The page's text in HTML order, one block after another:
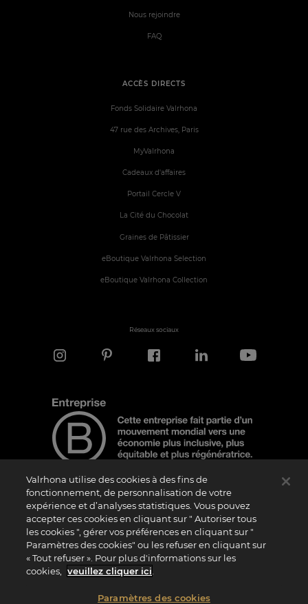
ACCÈS DIRECTS
Fonds Solidaire Valrhona
47 rue des Archives, Paris
MyValrhona
Cadeaux d'affaires
Portail Cercle V
La Cité du Chocolat
Graines de Pâtissier
eBoutique Valrhona Selection
eBoutique Valrhona Collection
Nous rejoindre
FAQ
Réseaux sociaux
Note d'information
Le logo “Certified B Corporation” est attribué par B Lab, une organisation privée à
but non lucratif, aux entreprises qui, comme la nôtre, ont réalisé avec succès le B
Impact Assessment (“BIA”) et répondent aux exigences de B Lab en matière de
performance sociale et environnementale, de responsabilité et de transparence. Il
est précisé que B Lab n’est pas un organisme d’évaluation de la conformité au sens
du règlement (UE) n° 765/2008, ni un organisme de normalisation national,
ou d’autres organismes de normalisation, et ils ne sont pas ratifiés par des
Valrhona utilise des cookies à des fins de
fonctionnement, de personnalisation de votre
expérience et d’analyses statistiques. Vous pouvez
accepter ces cookies en cliquant sur " Autoriser tous
les cookies ", gérer vos préférences en cliquant sur "
Paramètres des cookies" ou les refuser en cliquant sur
« Tout refuser ». Pour plus d'informations sur les
cookies,
veuillez cliquer ici
Paramètres des cookies